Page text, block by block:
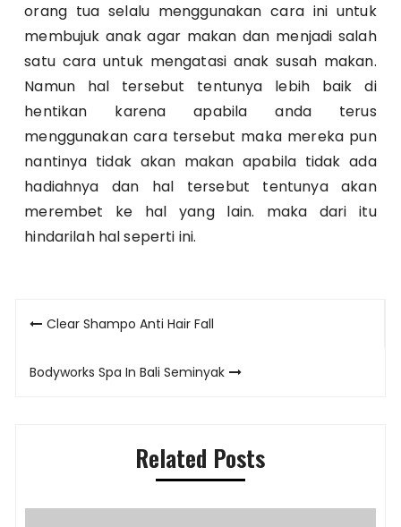
orang tua selalu menggunakan cara ini untuk
membujuk anak agar makan dan menjadi salah
satu cara untuk mengatasi anak susah makan.
Namun hal tersebut tentunya lebih baik di
hentikan karena apabila anda terus
menggunakan cara tersebut maka mereka pun
nantinya tidak akan makan apabila tidak ada
hadiahnya dan hal tersebut tentunya akan
merembet ke hal yang lain. maka dari itu
hindarilah hal seperti ini.
PostClear Shampo Anti Hair Fall
Bodyworks Spa In Bali Seminyak
Related Posts